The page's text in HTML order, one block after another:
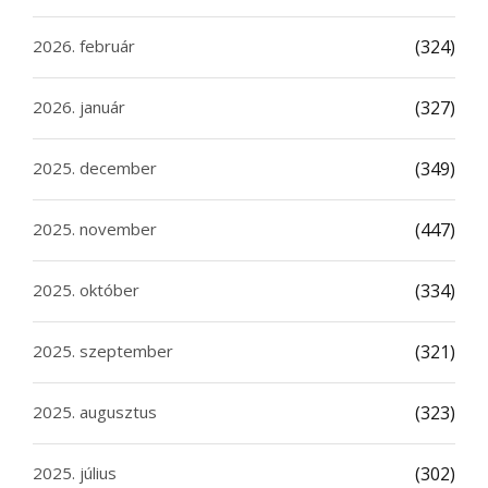
2026. február (324)
2026. január (327)
2025. december (349)
2025. november (447)
2025. október (334)
2025. szeptember (321)
2025. augusztus (323)
2025. július (302)